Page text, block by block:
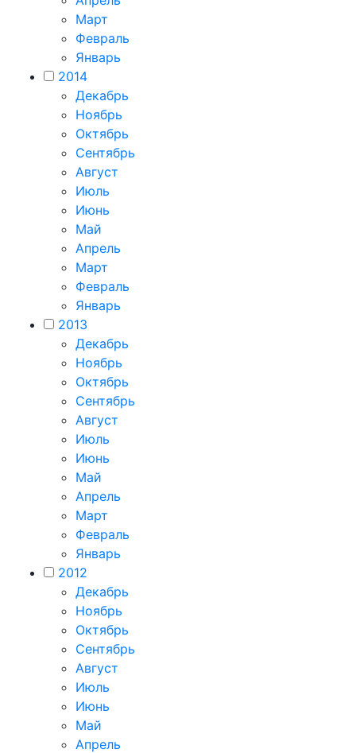
Март
Февраль
Январь
2014
Декабрь
Ноябрь
Октябрь
Сентябрь
Август
Июль
Июнь
Май
Апрель
Март
Февраль
Январь
2013
Декабрь
Ноябрь
Октябрь
Сентябрь
Август
Июль
Июнь
Май
Апрель
Март
Февраль
Январь
2012
Декабрь
Ноябрь
Октябрь
Сентябрь
Август
Июль
Июнь
Май
Апрель